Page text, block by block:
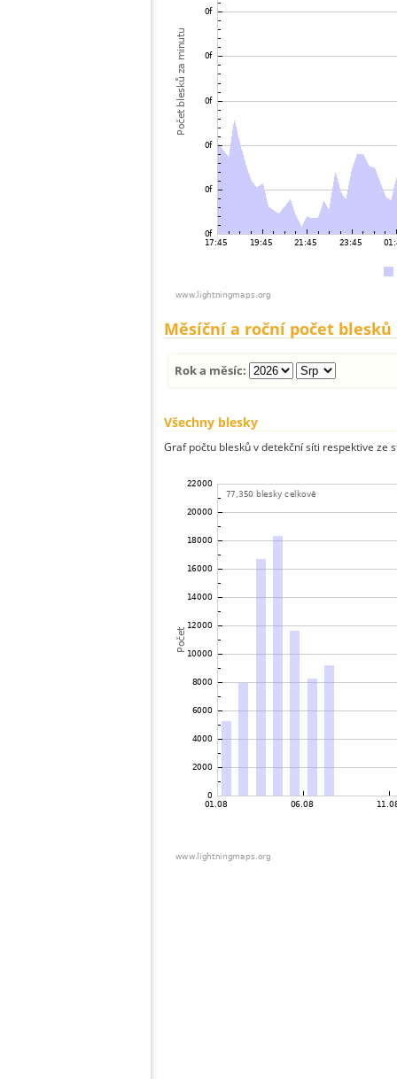
Měsíční a roční počet blesků
Rok a měsíc:
Všechny blesky
Graf počtu blesků v detekční síti respektive ze